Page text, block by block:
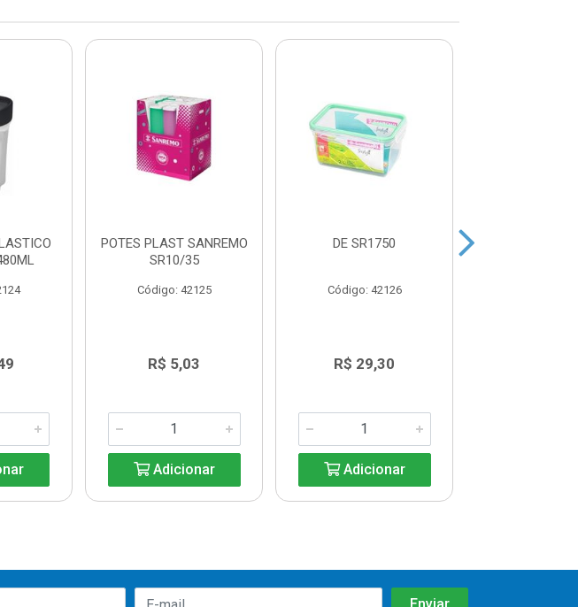
POTES PLAST SANREMO
SR10/35
Código: 42125
R$ 5,03
Adicionar
DE SR1750
Código: 42126
R$ 29,30
Adicionar